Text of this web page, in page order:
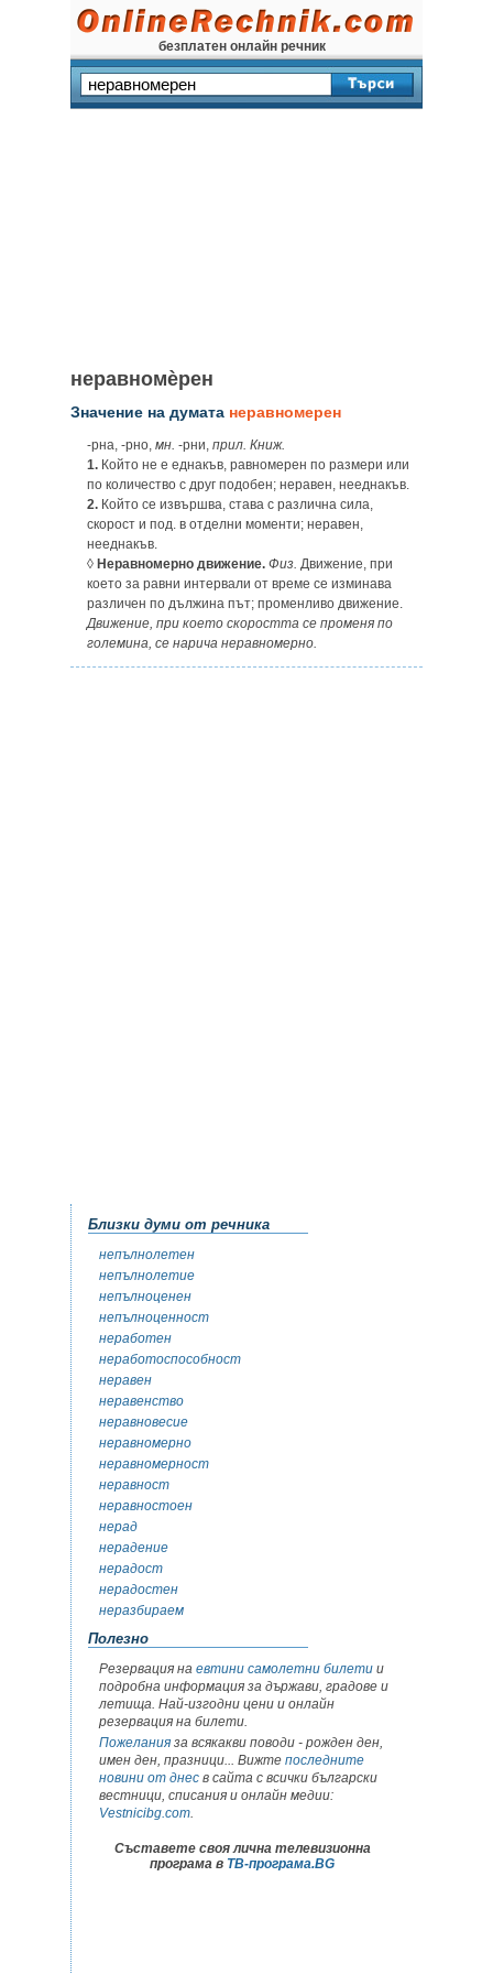
безплатен онлайн речник
неравномѐрен
Значение на думата неравномерен
-рна, -рно, мн. ‑рни, прил. Книж.
1. Който не е еднакъв, равномерен по размери или
по количество с друг подобен; неравен, нееднакъв.
2. Който се извършва, става с различна сила,
скорост и под. в отделни моменти; неравен,
нееднакъв.
◊ Неравномерно движение. Физ. Движение, при
което за равни интервали от време се изминава
различен по дължина път; променливо движение.
Движение, при което скоростта се променя по
големина, се нарича неравномерно.
Близки думи от речника
непълнолетен
непълнолетие
непълноценен
непълноценност
неработен
неработоспособност
неравен
неравенство
неравновесие
неравномерно
неравномерност
неравност
неравностоен
нерад
нерадение
нерадост
нерадостен
неразбираем
Полезно
Резервация на евтини самолетни билети и
подробна информация за държави, градове и
летища. Най-изгодни цени и онлайн
резервация на билети.
Пожелания за всякакви поводи - рожден ден,
имен ден, празници... Вижте последните
новини от днес в сайта с всички български
вестници, списания и онлайн медии:
Vestnicibg.com.
Съставете своя лична телевизионна
програма в ТВ-програма.BG